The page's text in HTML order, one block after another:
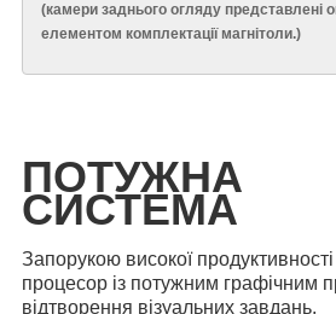
(камери заднього огляду представлені
елементом комплектації магнітоли.)
ПОТУЖНА
СИСТЕМА
Запорукою високої
процесор із потужним графічним
відтворення візуальних завдань.